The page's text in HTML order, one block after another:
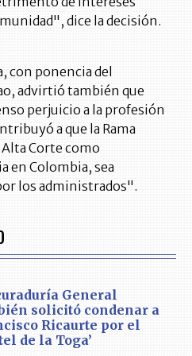
dice la decisión.
con ponencia del
advirtió también que
perjuicio a la profesión
a que la Rama
Alta Corte como
en Colombia, sea
los administrados".
General
solicitó condenar a
Ricaurte por el
de la Toga’